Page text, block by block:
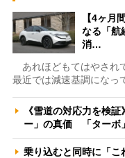
【4ヶ月
なる「航
消…
あれほどもてはやされ
最近では減速基調になっ
《雪道の対応力を検
ー」の真価 「ターボ
乗り込むと同時に「こ